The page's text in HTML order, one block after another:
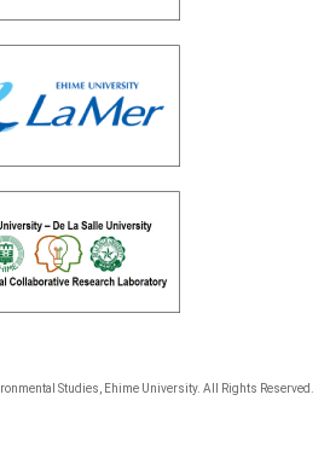
Studies, Ehime University. All Rights Reserved.